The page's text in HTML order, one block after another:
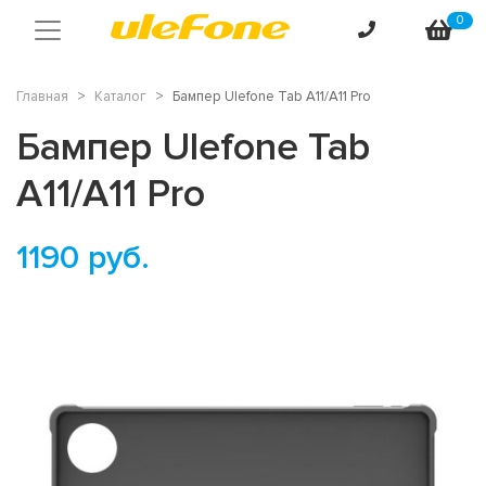
0
Главная Каталог Бампер Ulefone Tab A11/A11 Pro
Бампер Ulefone Tab
A11/A11 Pro
1190 руб.